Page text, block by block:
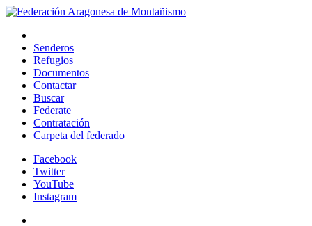
Senderos
Refugios
Documentos
Contactar
Buscar
Federate
Contratación
Carpeta del federado
Facebook
Twitter
YouTube
Instagram